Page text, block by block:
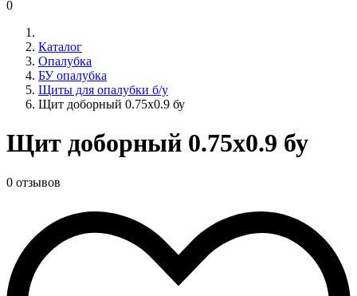
0
Каталог
Опалубка
БУ опалубка
Щиты для опалубки б/у
Щит доборный 0.75x0.9 бу
Щит доборный 0.75x0.9 бу
0 отзывов